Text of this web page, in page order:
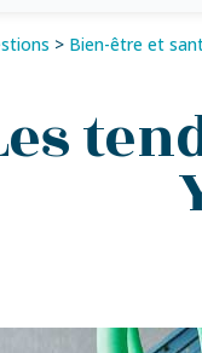
> Bien-être et